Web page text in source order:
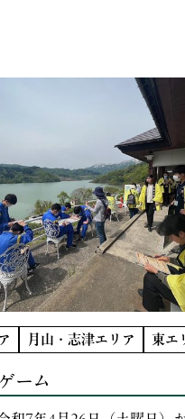
月山・志津エリア 東エ
ーム